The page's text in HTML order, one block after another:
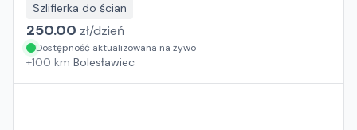
Szlifierka do ścian
250.00 zł/dzień
Dostępność aktualizowana na żywo
+100 km Bolesławiec